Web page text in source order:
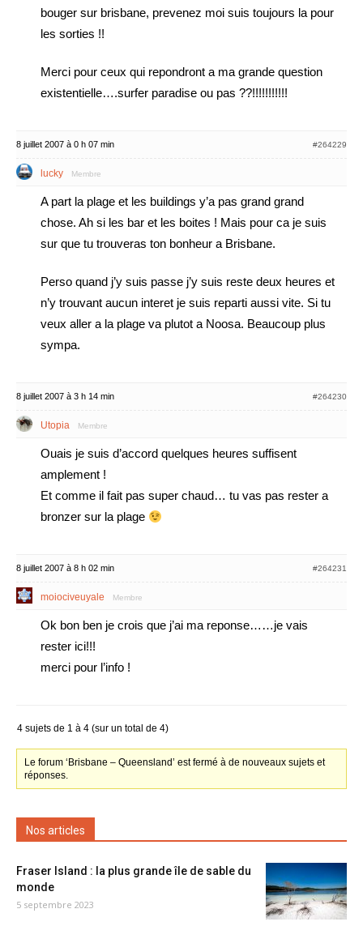
bouger sur brisbane, prevenez moi suis toujours la pour
les sorties !!
Merci pour ceux qui repondront a ma grande question
existentielle….surfer paradise ou pas ??!!!!!!!!!!!
8 juillet 2007 à 0 h 07 min #264229
lucky Membre
A part la plage et les buildings y’a pas grand grand
chose. Ah si les bar et les boites ! Mais pour ca je suis
sur que tu trouveras ton bonheur a Brisbane.
Perso quand j’y suis passe j’y suis reste deux heures et
n’y trouvant aucun interet je suis reparti aussi vite. Si tu
veux aller a la plage va plutot a Noosa. Beaucoup plus
sympa.
8 juillet 2007 à 3 h 14 min #264230
Utopia Membre
Ouais je suis d’accord quelques heures suffisent
amplement !
Et comme il fait pas super chaud… tu vas pas rester a
bronzer sur la plage
8 juillet 2007 à 8 h 02 min #264231
moiociveuyale Membre
Ok bon ben je crois que j’ai ma reponse……je vais
rester ici!!!
merci pour l’info !
4 sujets de 1 à 4 (sur un total de 4)
Le forum ‘Brisbane – Queensland’ est fermé à de nouveaux sujets et
réponses.
Nos articles
Fraser Island : la plus grande île de sable du
monde
5 septembre 2023